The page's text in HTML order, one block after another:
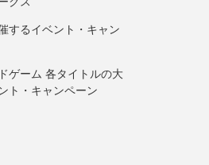
するイベント・キャン
ゲーム 各タイトルの大
ト・キャンペーン